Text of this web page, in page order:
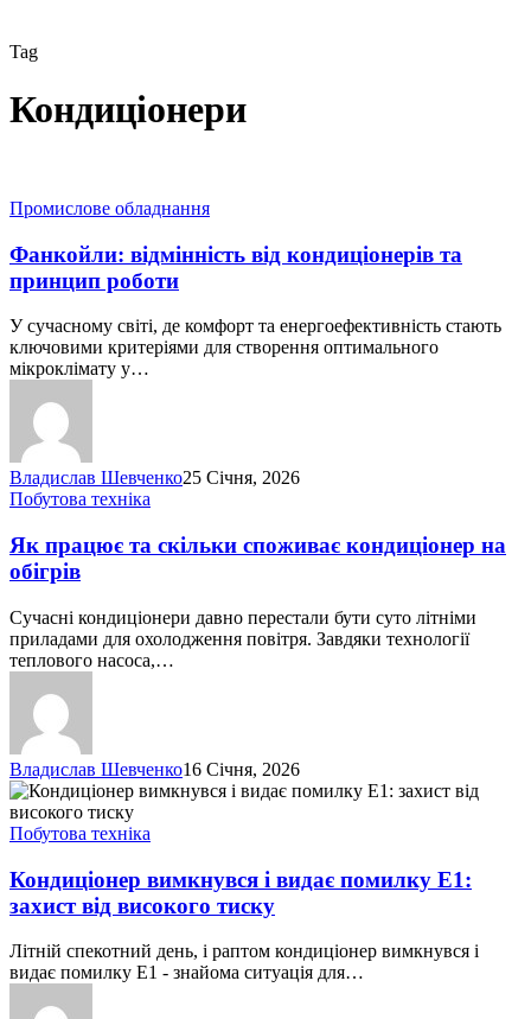
Tag
Кондиціонери
Фанкойли:
від
кондиціонерів
та
роботи
Промислове обладнання
Фанкойли: відмінність від кондиціонерів та
принцип роботи
У сучасному світі, де комфорт та енергоефективність стають
ключовими критеріями для створення оптимального
мікроклімату у…
Владислав Шевченко25 Січня, 2026
Як
та
скільки
споживає
на
обігрів
Побутова техніка
Як працює та скільки споживає кондиціонер на
обігрів
Сучасні кондиціонери давно перестали бути суто літніми
приладами для охолодження повітря. Завдяки технології
теплового насоса,…
Владислав Шевченко16 Січня, 2026
Кондиціонер
вимкнувся
і
помилку
E1:
захист
високого
тиску
Побутова техніка
Кондиціонер вимкнувся і видає помилку E1:
захист від високого тиску
Літній спекотний день, і раптом кондиціонер вимкнувся і
видає помилку E1 - знайома ситуація для…